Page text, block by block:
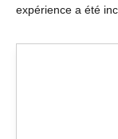
expérience a été